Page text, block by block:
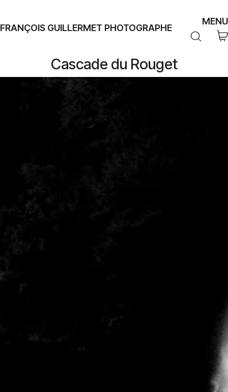
FRANÇOIS GUILLERMET PHOTOGRAPHE
MENU
Cascade du Rouget